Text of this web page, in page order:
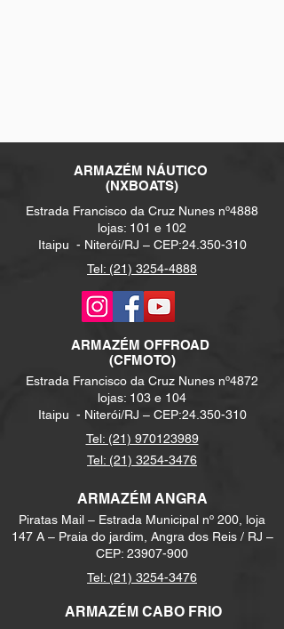
ARMAZÉM NÁUTICO
(NXBOATS)
Estrada Francisco da Cruz Nunes nº4888
lojas: 101 e 102
Itaipu - Niterói/RJ – CEP:24.350-310
Tel: (21) 3254-4888
ARMAZÉM OFFROAD
(CFMOTO)
Estrada Francisco da Cruz Nunes nº4872
lojas: 103 e 104
Itaipu - Niterói/RJ – CEP:24.350-310
Tel: (21) 970123989
Tel: (21) 3254-3476
ARMAZÉM ANGRA
Piratas Mail – Estrada Municipal nº 200, loja
147 A – Praia do jardim, Angra dos Reis / RJ –
CEP: 23907-900
Tel: (21) 3254-3476
ARMAZÉM CABO FRIO